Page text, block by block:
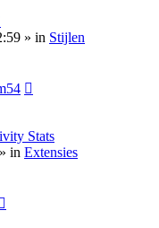
» in Stijlen
Stats
in Extensies